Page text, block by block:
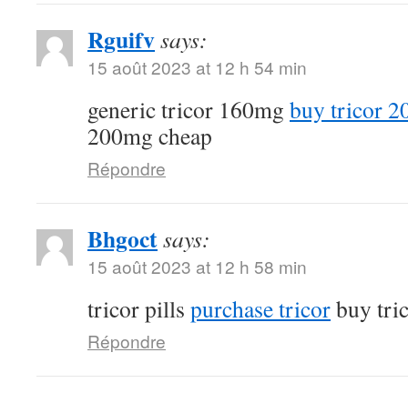
Rguifvsays:
15 août 2023 at 12 h 54 min
generic tricor 160mg buy tricor
200mg cheap
Répondre
Bhgoctsays:
15 août 2023 at 12 h 58 min
tricor pills purchase tricorbuy
Répondre